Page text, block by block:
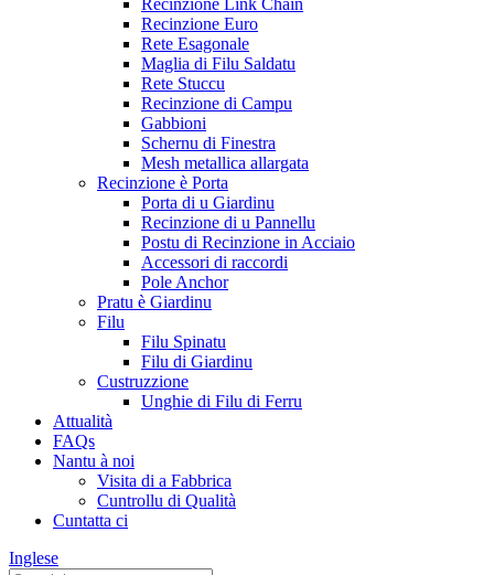
Recinzione Link Chain
Recinzione Euro
Rete Esagonale
Maglia di Filu Saldatu
Rete Stuccu
Recinzione di Campu
Gabbioni
Schernu di Finestra
Mesh metallica allargata
Recinzione è Porta
Porta di u Giardinu
Recinzione di u Pannellu
Postu di Recinzione in Acciaio
Accessori di raccordi
Pole Anchor
Pratu è Giardinu
Filu
Filu Spinatu
Filu di Giardinu
Custruzzione
Unghie di Filu di Ferru
Attualità
FAQs
Nantu à noi
Visita di a Fabbrica
Cuntrollu di Qualità
Cuntatta ci
Inglese